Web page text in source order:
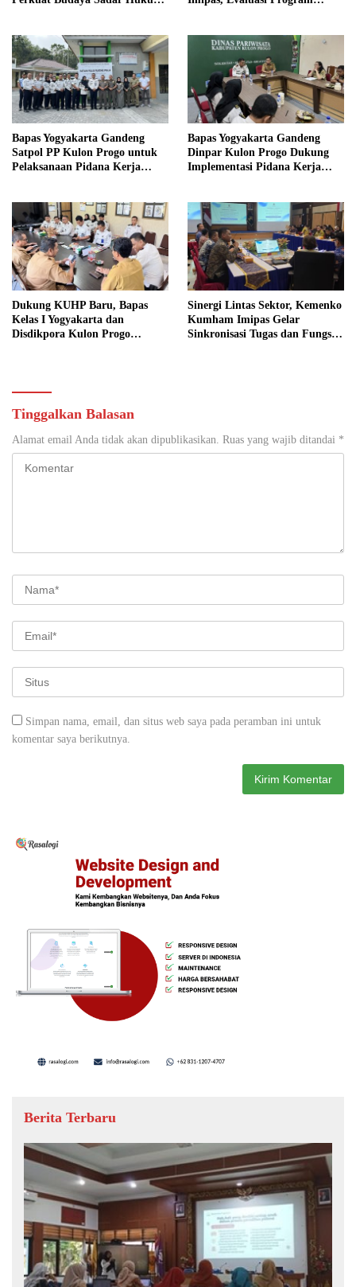
Bapas Yogyakarta Gandeng
Satpol PP Kulon Progo untuk
Pelaksanaan Pidana Kerja
Bapas Yogyakarta Gandeng
Dinpar Kulon Progo Dukung
Implementasi Pidana Kerja
Dukung KUHP Baru, Bapas
Kelas I Yogyakarta dan
Disdikpora Kulon Progo
Sinergi Lintas Sektor, Kemenko
Kumham Imipas Gelar
Sinkronisasi Tugas dan Fungsi
Tinggalkan Balasan
Alamat email Anda tidak akan dipublikasikan. Ruas yang wajib ditandai *
Simpan nama, email, dan situs web saya pada peramban ini untuk
komentar saya berikutnya.
Berita Terbaru